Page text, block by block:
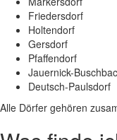
Friedersdorf
Holtendorf
Gersdorf
Pfaffendorf
Jauernick-
Deutsch-Paulsdorf
Alle Dörfer gehören